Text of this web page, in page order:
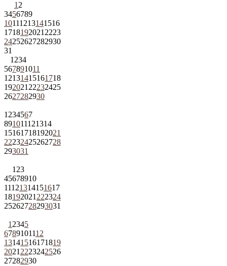
1 2
3456789
10111213141516
1718192021 2223
24252627282930
31
1 234
567891011
12131415161718
192021 22232425
2627282930
1 234567
891011121314
15161718192021
22232425262728
293031
1 23
45678910
11121314151617
18192021 222324
25262728293031
1 2345
6789101112
13141516171819
2021 2223242526
27282930